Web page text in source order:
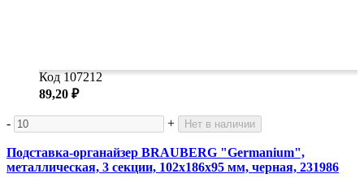
Код 107212
89,20 ₽
- + Нет в наличии
Подставка-органайзер BRAUBERG "Germanium",
металлическая, 3 секции, 102х186х95 мм, черная, 231986